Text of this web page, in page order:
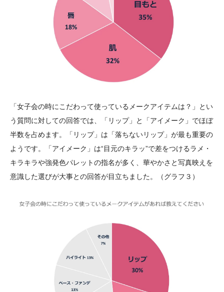
「女子会の時にこだわって使っているメークアイテムは？」とい
う質問に対しての回答では、「リップ」と「アイメーク」でほぼ
半数を占めます。「リップ」は「落ちないリップ」が最も重要の
ようです。「アイメーク」は“目元のキラッ”で差をつけるラメ・
キラキラや強発色パレットの指名が多く、華やかさと写真映えを
意識した選びが大事との回答が目立ちました。（グラフ３）